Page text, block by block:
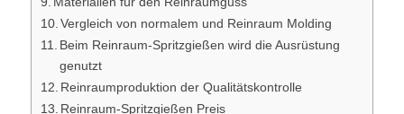
Vergleich von normalem und Reinraum Molding
Beim Reinraum-Spritzgießen wird die Ausrüstung
genutzt
Reinraumproduktion der Qualitätskontrolle
Reinraum-Spritzgießen Preis